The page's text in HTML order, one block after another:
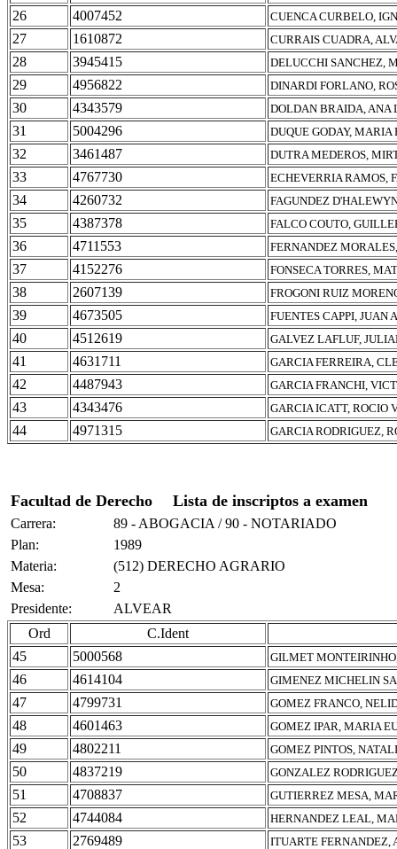
26 4007452 CUENCA CURBELO,
27 1610872 CURRAIS CUADRA,
28 3945415 DELUCCHI SANCHEZ,
29 4956822 DINARDI FORLANO,
30 4343579 DOLDAN BRAIDA, ANA
31 5004296 DUQUE GODAY, MARIA
32 3461487 DUTRA MEDEROS,
33 4767730 ECHEVERRIA RAMOS,
34 4260732 FAGUNDEZ
35 4387378 FALCO COUTO,
36 4711553 FERNANDEZ
37 4152276 FONSECA TORRES,
38 2607139 FROGONI RUIZ
39 4673505 FUENTES CAPPI, JUAN
40 4512619 GALVEZ LAFLUF,
41 4631711 GARCIA FERREIRA,
42 4487943 GARCIA FRANCHI,
43 4343476 GARCIA ICATT, ROCIO
44 4971315 GARCIA RODRIGUEZ,
Facultad de Derecho Lista de inscriptos a examen
Carrera:
89 - ABOGACIA / 90 - NOTARIADO
Plan:
1989
Materia:
(512) DERECHO AGRARIO
Mesa:
2
Presidente:
ALVEAR
Ord
C.Ident
45
5000568 GILMET
46 4614104 GIMENEZ MICHELIN
47 4799731 GOMEZ FRANCO,
48 4601463 GOMEZ IPAR, MARIA
49 4802211 GOMEZ PINTOS,
50 4837219 GONZALEZ
51 4708837 GUTIERREZ MESA,
52 4744084 HERNANDEZ LEAL,
53 2769489 ITUARTE FERNANDEZ,